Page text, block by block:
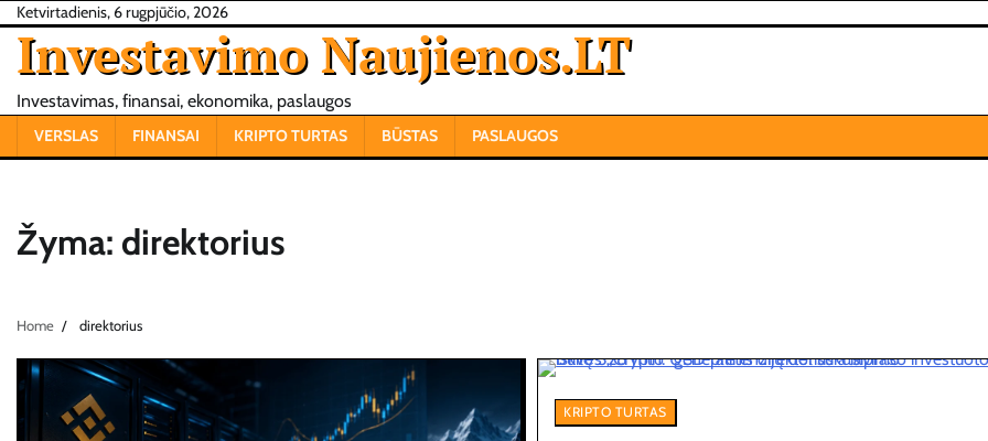
Skip
content
Ketvirtadienis, 6 rugpjūčio, 2026
Investavimo Naujienos.LT
Investavimas, finansai, ekonomika, paslaugos
VERSLAS FINANSAI KRIPTO TURTAS BŪSTAS PASLAUGOS
Žyma: direktorius
Home direktorius
KRIPTO TURTAS